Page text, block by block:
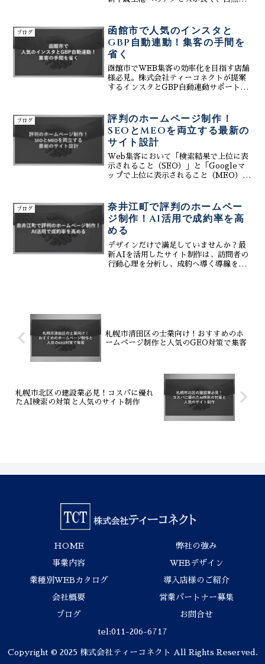
も広がっています。しかし、競争が激化
する中で勝ち抜くために...
ブログ
函館市で人気のインスタと
GBP自動連動！集客の手間を
省く
函館市でWEB集客の効率化を目指す店舗
様必見。株式会社ティーコネクトが提案
するインスタとGBP自動連動サポート。
で店舗のアクティビティを高め、来店へ
繋げます
ブログ
評判のホームページ制作！
SEOとMEOを両立する最新の
サイト設計
Web集客において「検索結果で上位に表
示されること（SEO）」と「Googleマ
ップで上位に表示されること（MEO）」
別々の施策として扱われ、相乗効果を十
分に発揮できてい...
ブログ
奈井江町で評判のホームペー
ジ制作！AI活用で成約率を高
める
デザインだけで満足していませんか？最
新AIを活用したサイト制作は、訪問者の
行動心理を分析し、成約へ導く導線を精
札幌市清田区の士業向け！おすすめのホ
ームページ制作と人気のGEO対策で集客
札幌市北区の建設業必見！コスパに優れ
たAI検索の対策と人気のサイト制作
HOME 弊社の強み
事業内容 WEBデザイン
業種別WEBカタログ 導入店様のご紹介
会社概要 営業パートナー募集
ブログ お問合せ
tel:011-206-6717
Copyright © 2025 株式会社ティーコネクト All Rights Reserved.